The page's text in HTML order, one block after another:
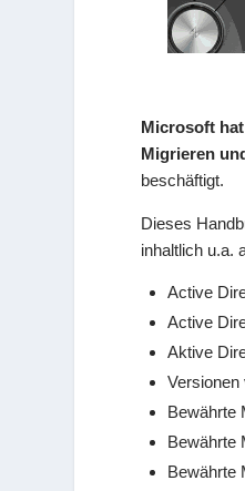
Microsoft
Migrieren
beschäftigt.
Dieses
inhaltlich u.a.
Active
Active
Aktive
Bewährte
Bewährte
Bewährte